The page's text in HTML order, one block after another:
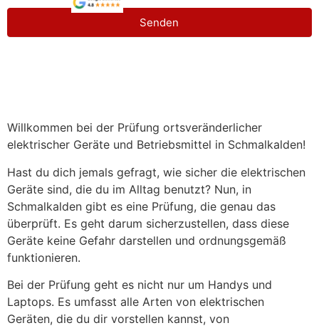
Senden
Willkommen bei der Prüfung ortsveränderlicher
elektrischer Geräte und Betriebsmittel in Schmalkalden!
Hast du dich jemals gefragt, wie sicher die elektrischen
Geräte sind, die du im Alltag benutzt? Nun, in
Schmalkalden gibt es eine Prüfung, die genau das
überprüft. Es geht darum sicherzustellen, dass diese
Geräte keine Gefahr darstellen und ordnungsgemäß
funktionieren.
Bei der Prüfung geht es nicht nur um Handys und
Laptops. Es umfasst alle Arten von elektrischen
Geräten, die du dir vorstellen kannst, von